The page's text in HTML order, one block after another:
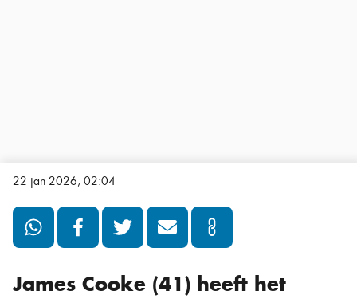
22 jan 2026, 02:04
James Cooke (41) heeft het